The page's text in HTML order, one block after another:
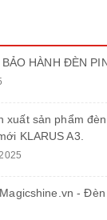
HÀNH ĐÈN
xuất sản phẩm
KLARUS A3.
-